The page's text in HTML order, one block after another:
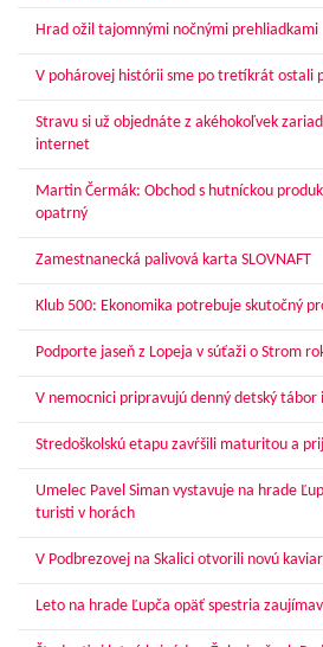
Hrad ožil tajomnými nočnými prehliadkami
V pohárovej histórii sme po tretíkrát ostali
Stravu si už objednáte z akéhokoľvek
internet
Martin Čermák: Obchod s hutníckou
opatrný
Zamestnanecká palivová karta SLOVNAFT
Klub 500: Ekonomika potrebuje skutočný
Podporte jaseň z Lopeja v súťaži o Strom
V nemocnici pripravujú denný detský tábor
Stredoškolskú etapu zavŕšili maturitou a
Umelec Pavel Siman vystavuje na hrade
turisti v horách
V Podbrezovej na Skalici otvorili novú
Leto na hrade Ľupča opäť spestria